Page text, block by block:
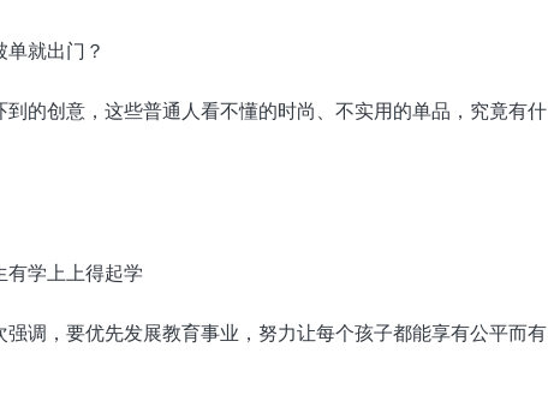
创意，这些普通人看不懂的时尚、不实用的单品，究竟有什
，要优先发展教育事业，努力让每个孩子都能享有公平而有